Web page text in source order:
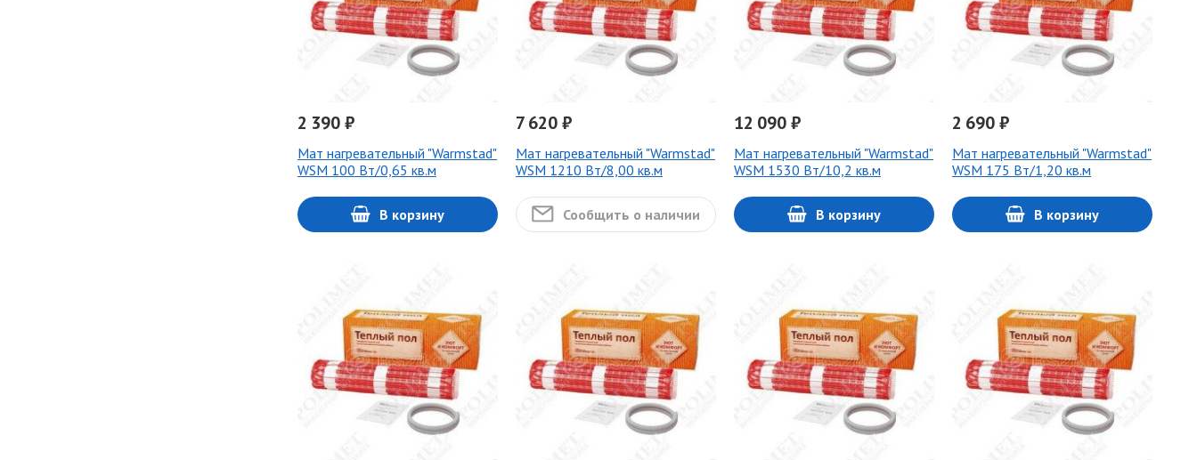
2 390 ₽
Мат нагревательный "Warmstad"
WSM 100 Вт/0,65 кв.м
В корзину
7 620 ₽
Мат нагревательный "Warmstad"
WSM 1210 Вт/8,00 кв.м
Сообщить о наличии
12 090 ₽
Мат нагревательный "Warmstad"
WSM 1530 Вт/10,2 кв.м
В корзину
2 690 ₽
Мат нагревательный "Warmstad"
WSM 175 Вт/1,20 кв.м
В корзину